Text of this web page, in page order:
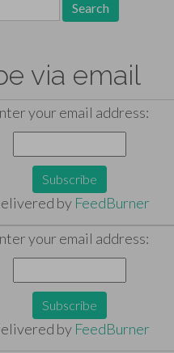
via email
your email address:
by FeedBurner
your email address:
by FeedBurner